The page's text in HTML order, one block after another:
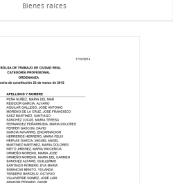
Bienes raíces